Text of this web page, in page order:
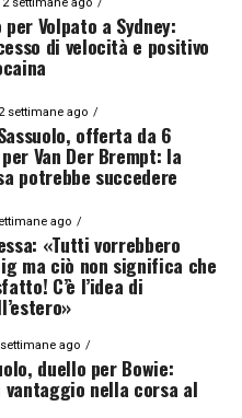
Volpato a Sydney:
di velocità e positivo
2 settimane ago
offerta da 6
Van Der Brempt: la
potrebbe succedere
ago
«Tutti vorrebbero
ma ciò non significa che
C’è l’idea di
ago
duello per Bowie:
nella corsa al